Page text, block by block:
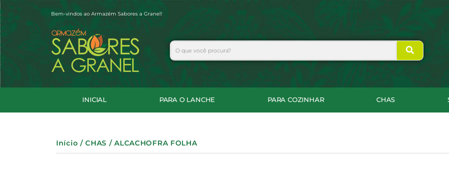
para
o
conteúdo
Bem-vindos ao Armazém Sabores a Granel!
Search
INICIAL PARA O LANCHE PARA COZINHAR CHAS
Início /CHAS / ALCACHOFRA FOLHA